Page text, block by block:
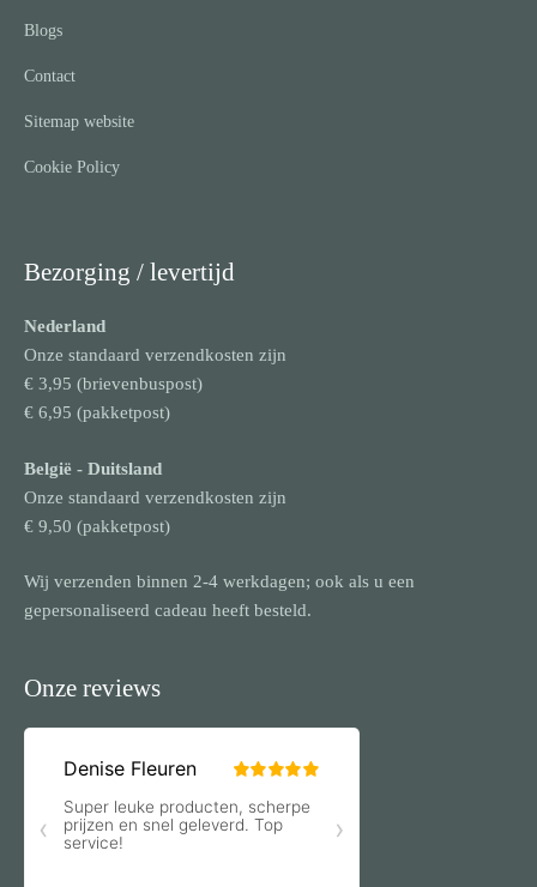
Blogs
Contact
Sitemap website
Cookie Policy
Bezorging / levertijd
Nederland
Onze standaard verzendkosten zijn
€ 3,95 (brievenbuspost)
€ 6,95 (pakketpost)
België - Duitsland
Onze standaard verzendkosten zijn
€ 9,50 (pakketpost)
Wij verzenden binnen 2-4 werkdagen; ook als u een
gepersonaliseerd cadeau heeft besteld.
Onze reviews